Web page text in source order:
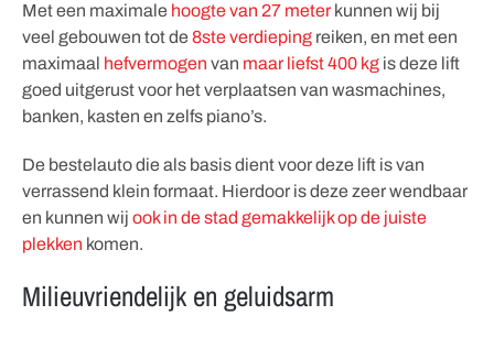
Met een maximale hoogte van 27 meterkunnen wij bij
veel gebouwen tot de 8ste verdiepingreiken, en met een
maximaal hefvermogen van maar liefst 400 kgis deze lift
goed uitgerust voor het verplaatsen van wasmachines,
banken, kasten en zelfs piano’s.
De bestelauto die als basis dient voor deze lift is van
verrassend klein formaat. Hierdoor is deze zeer wendbaar
en kunnen wij ook in de stad gemakkelijk op de juiste
plekken komen.
Milieuvriendelijk en geluidsarm